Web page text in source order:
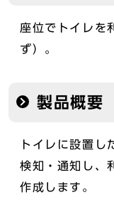
座位でトイレを
ず）。
製品概要
トイレに設置し
検知・通知し、
作成します。